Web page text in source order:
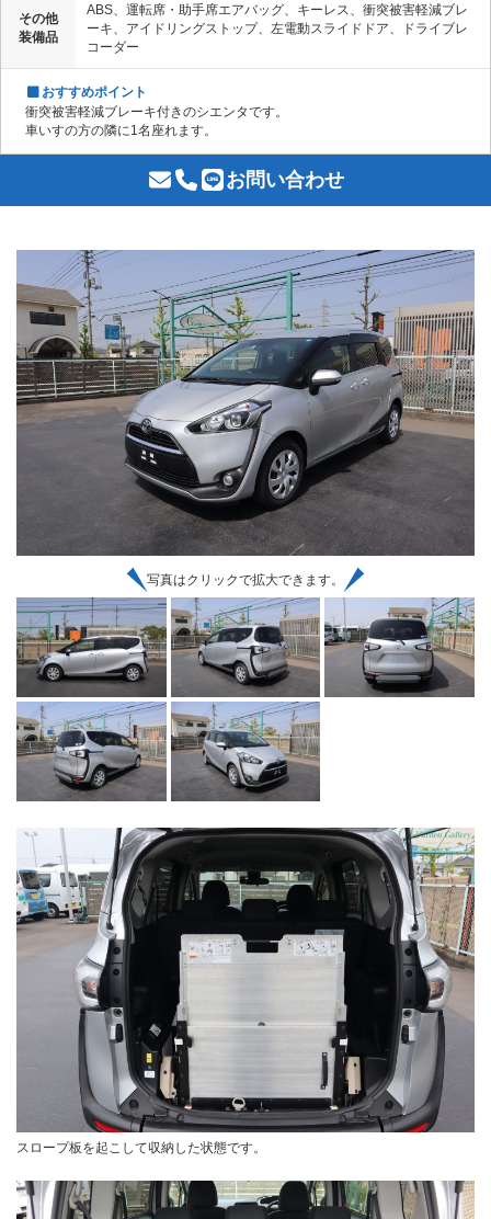
その他
装備品
ABS、運転席・助手席エアバッグ、キーレス、衝突被害軽減ブレ
ーキ、アイドリングストップ、左電動スライドドア、ドライブレ
コーダー
おすすめポイント
衝突被害軽減ブレーキ付きのシエンタです。
車いすの方の隣に1名座れます。
お問い合わせ
写真はクリックで拡大できます。
スロープ板を起こして収納した状態です。